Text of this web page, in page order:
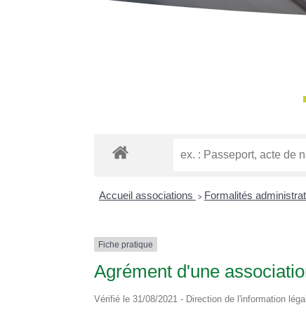
Accueil associations > Formalités
Fiche pratique
Agrément d'une
Vérifié le 31/08/2021 - Direction de l'information